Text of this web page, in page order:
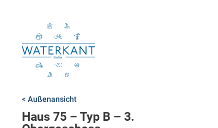
< Außenansicht
Haus 75 – Typ B – 3.